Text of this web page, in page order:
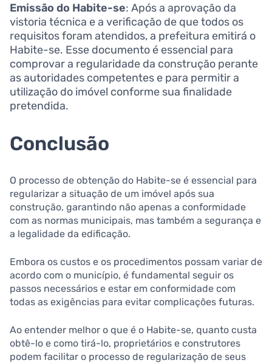
Emissão do Habite-se: Após a aprovação da
vistoria técnica e a verificação de que todos os
requisitos foram atendidos, a prefeitura emitirá o
Habite-se. Esse documento é essencial para
comprovar a regularidade da construção perante
as autoridades competentes e para permitir a
utilização do imóvel conforme sua finalidade
pretendida.
Conclusão
O processo de obtenção do Habite-se é essencial para
regularizar a situação de um imóvel após sua
construção, garantindo não apenas a conformidade
com as normas municipais, mas também a segurança e
a legalidade da edificação.
Embora os custos e os procedimentos possam variar de
acordo com o município, é fundamental seguir os
passos necessários e estar em conformidade com
todas as exigências para evitar complicações futuras.
Ao entender melhor o que é o Habite-se, quanto custa
obtê-lo e como tirá-lo, proprietários e construtores
podem facilitar o processo de regularização de seus